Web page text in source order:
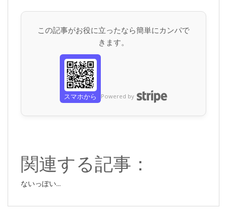
この記事がお役に立ったなら簡単にカンパで
きます。
スマホから Powered by
関連する記事：
ないっぽい...